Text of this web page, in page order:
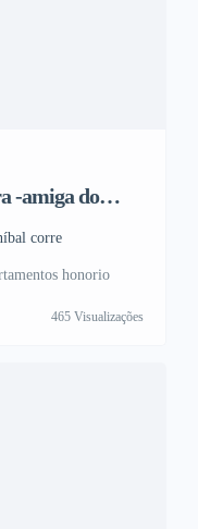
-amiga do
corre
honorio
465 Visualizações